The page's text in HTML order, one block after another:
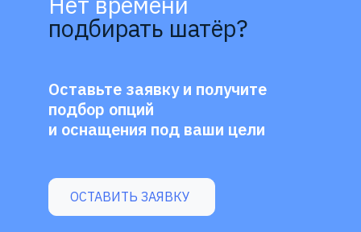
подбирать шатёр?
Оставьте заявку и получите
подбор опций
и оснащения под ваши цели
ОСТАВИТЬ ЗАЯВКУ